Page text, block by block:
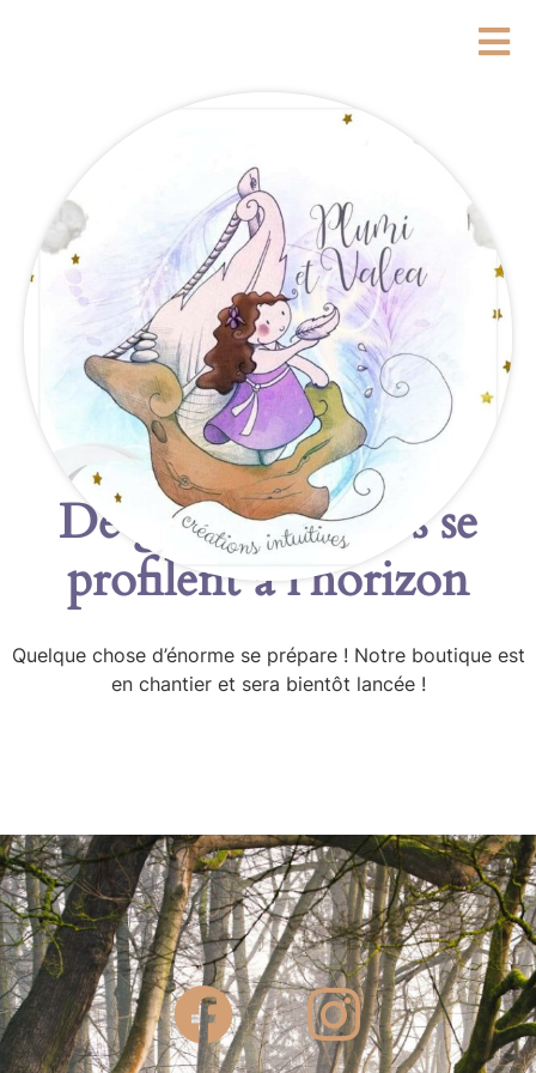
De grandes choses se
profilent à l’horizon
Quelque chose d’énorme se prépare ! Notre boutique est
en chantier et sera bientôt lancée !